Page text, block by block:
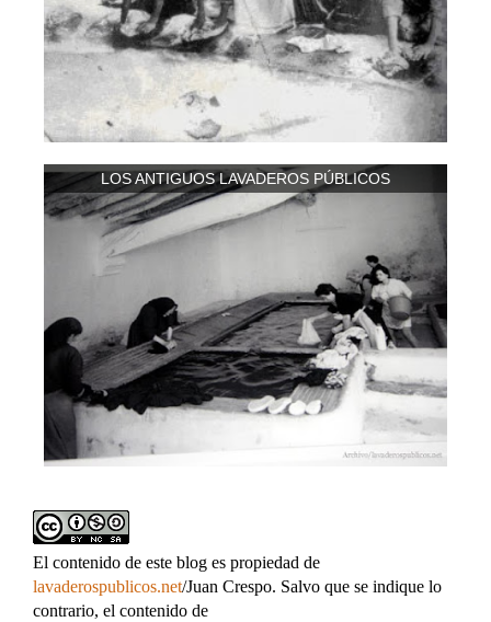
LOS ANTIGUOS LAVADEROS PÚBLICOS
El contenido de este blog es propiedad de
lavaderospublicos.net/Juan Crespo. Salvo que se indique lo
contrario, el contenido de